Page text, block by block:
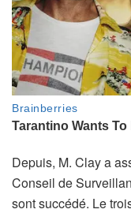
Depuis, M. Clay a
Conseil de
sont succédé. Le